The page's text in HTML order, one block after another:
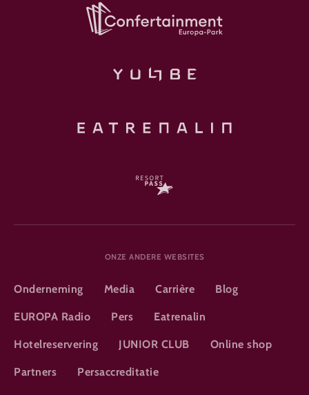
ONZE ANDERE WEBSITES
Onderneming Media Carrière Blog
EUROPA Radio Pers Eatrenalin
Hotelreservering JUNIOR CLUB Online shop
Partners Persaccreditatie